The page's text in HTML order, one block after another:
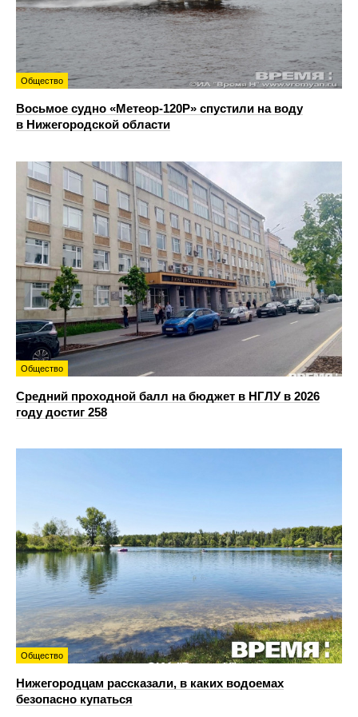
Общество
Восьмое судно «Метеор-120Р» спустили на воду
в Нижегородской области
Общество
Средний проходной балл на бюджет в НГЛУ в 2026
году достиг 258
Общество
Нижегородцам рассказали, в каких водоемах
безопасно купаться